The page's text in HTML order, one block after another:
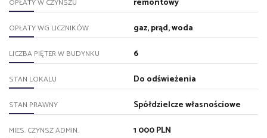
OPŁATY WG LICZNIKÓW gaz, prąd, woda
LICZBA PIĘTER W BUDYNKU 6
STAN LOKALU Do odświeżenia
STAN PRAWNY Spółdzielcze własnościowe
MIES. CZYNSZ ADMIN. 1 000 PLN